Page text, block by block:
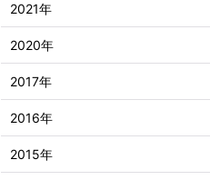
2021年
2020年
2017年
2016年
2015年